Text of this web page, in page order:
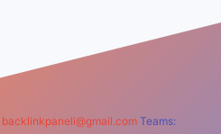
backlinkpaneli@gmail.com Teams: